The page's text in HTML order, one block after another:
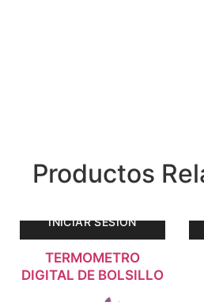
Productos
INICIAR SESIÓN
TERMOMETRO
DIGITAL DE BOLSILLO